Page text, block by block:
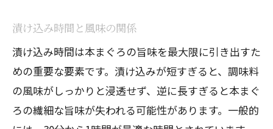
漬け込み時間と風味の関係
漬け込み時間は本まぐろの旨味を最大限に引き出すた
めの重要な要素です。漬け込みが短すぎると、調味料
の風味がしっかりと浸透せず、逆に長すぎると本まぐ
ろの繊細な旨味が失われる可能性があります。一般的